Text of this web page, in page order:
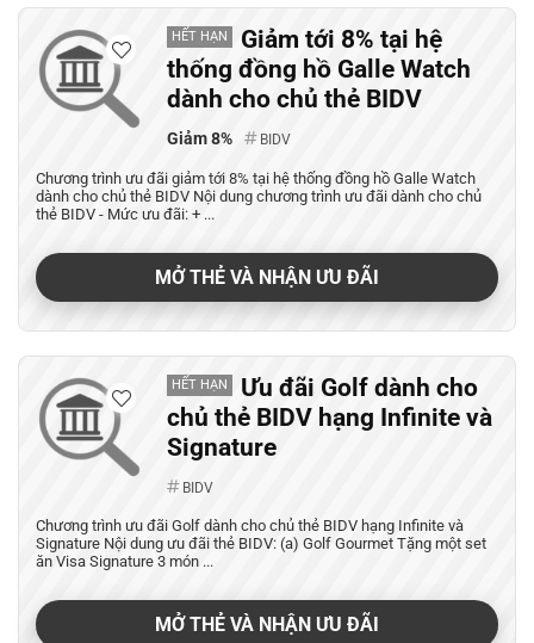
HẾT HẠN
Giảm tới 8% tại hệ
thống đồng hồ Galle Watch
dành cho chủ thẻ BIDV
Giảm 8% BIDV
Chương trình ưu đãi giảm tới 8% tại hệ thống đồng hồ Galle Watch
dành cho chủ thẻ BIDV Nội dung chương trình ưu đãi dành cho chủ
thẻ BIDV - Mức ưu đãi: + ...
MỞ THẺ VÀ NHẬN ƯU ĐÃI
HẾT HẠN
Ưu đãi Golf dành cho
chủ thẻ BIDV hạng Infinite và
Signature
BIDV
Chương trình ưu đãi Golf dành cho chủ thẻ BIDV hạng Infinite và
Signature Nội dung ưu đãi thẻ BIDV: (a) Golf Gourmet Tặng một set
ăn Visa Signature 3 món ...
MỞ THẺ VÀ NHẬN ƯU ĐÃI